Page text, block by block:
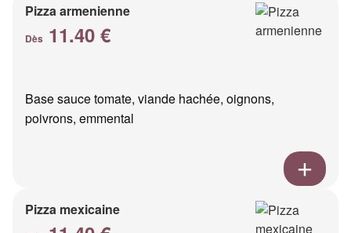
Pizza armenienne
Dès 11.40 €
Base sauce tomate, viande hachée, oignons,
poivrons, emmental
Pizza mexicaine